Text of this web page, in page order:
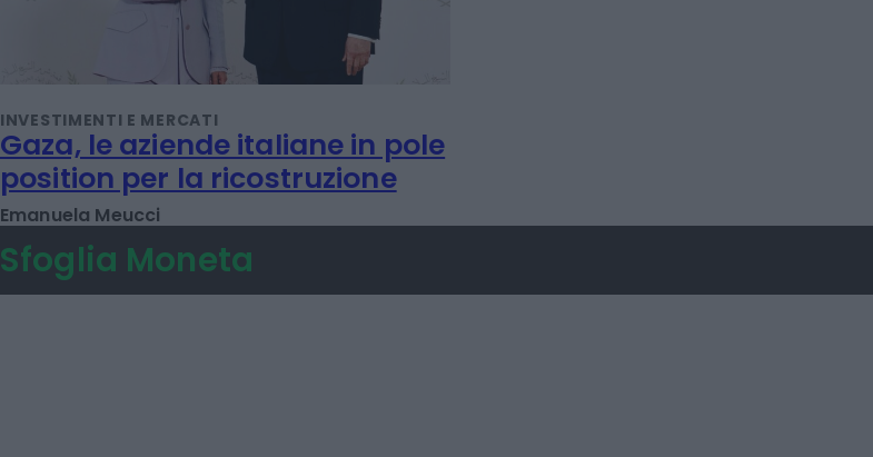
INVESTIMENTI E MERCATI
Gaza, le aziende italiane in pole
position per la ricostruzione